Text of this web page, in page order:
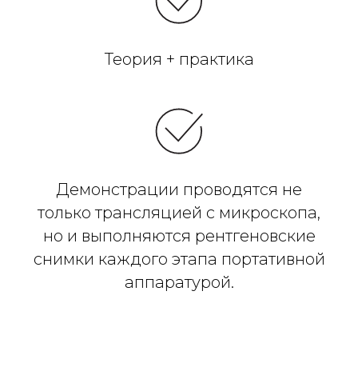
Теория + практика
Демонстрации проводятся не
только трансляцией с микроскопа,
но и выполняются рентгеновские
снимки каждого этапа портативной
аппаратурой.